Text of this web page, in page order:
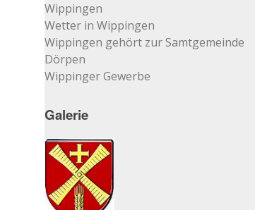
Wippingen
Wetter in Wippingen
Wippingen gehört zur Samtgemeinde
Dörpen
Wippinger Gewerbe
Galerie